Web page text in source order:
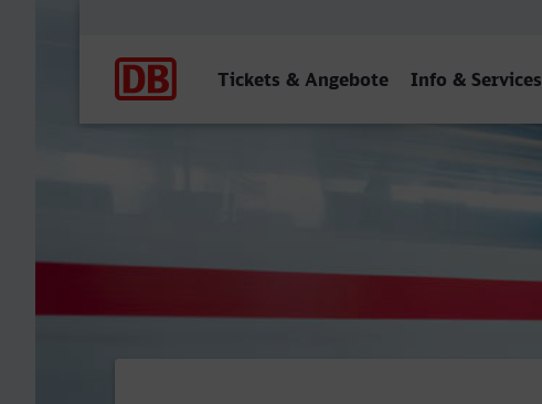
Tickets & Angebote Info & Services
Dresden Hbf - Duisburg Hbf